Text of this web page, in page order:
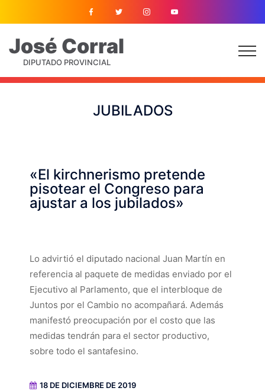
José Corral
DIPUTADO PROVINCIAL
JUBILADOS
«El kirchnerismo pretende
pisotear el Congreso para
ajustar a los jubilados»
Lo advirtió el diputado nacional Juan Martín en
referencia al paquete de medidas enviado por el
Ejecutivo al Parlamento, que el interbloque de
Juntos por el Cambio no acompañará. Además
manifestó preocupación por el costo que las
medidas tendrán para el sector productivo,
sobre todo el santafesino.
18 DE DICIEMBRE DE 2019